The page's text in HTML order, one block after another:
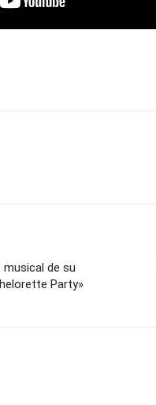
musical de su
Party»